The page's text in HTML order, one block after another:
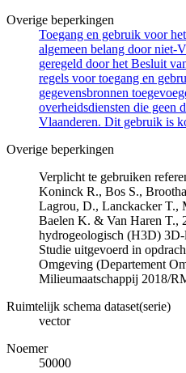
Overige beperkingen
Toegang en gebruik voor
algemeen belang door niet-
geregeld door het Besluit
regels voor toegang en
gegevensbronnen
overheidsdiensten die geen
Vlaanderen. Dit gebruik is
Overige beperkingen
Verplicht te gebruiken
Koninck R., Bos S.,
Lagrou, D., Lanckacker T.,
Baelen K. & Van Haren T.,
hydrogeologisch (H3D)
Studie uitgevoerd in
Omgeving (Departement
Milieumaatschappij 2018/
Ruimtelijk schema dataset(serie)
vector
Noemer
50000